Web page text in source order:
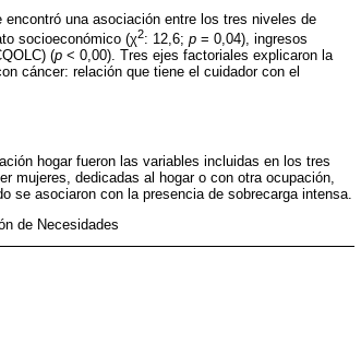
una asociación entre los tres niveles de
socioeconómico (χ2: 12,6; p = 0,04), ingresos
(p < 0,00). Tres ejes factoriales explicaron la
cáncer: relación que tiene el cuidador con el
hogar fueron las variables incluidas en los tres
mujeres, dedicadas al hogar o con otra ocupación,
se asociaron con la presencia de sobrecarga intensa.
de Necesidades